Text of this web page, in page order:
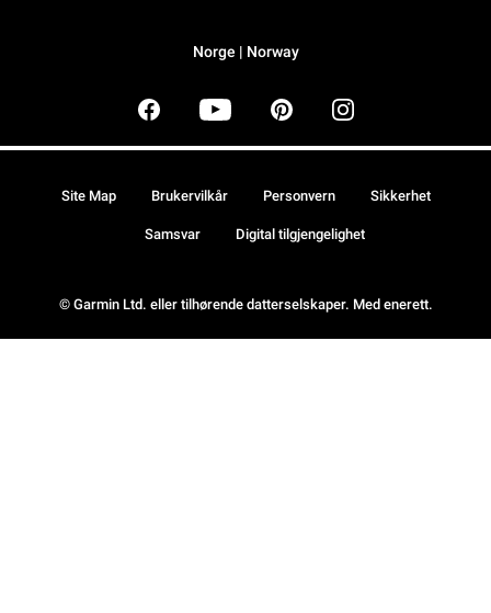
Norge | Norway
© Garmin Ltd. eller tilhørende datterselskaper. Med enerett.
Site Map Brukervilkår Personvern Sikkerhet
Samsvar Digital tilgjengelighet